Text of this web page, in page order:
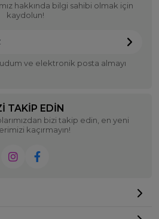
hakkında bilgi sahibi olmak için
kaydolun!
ve elektronik posta almayı
TAKIP EDIN
bizi takip edin, en yeni
kaçırmayın!